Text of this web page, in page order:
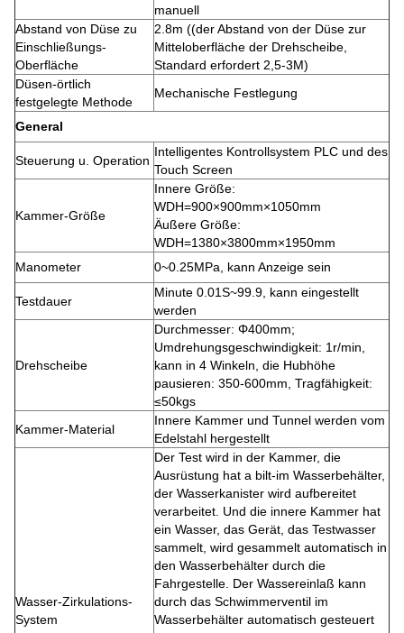
manuell
Abstand von Düse zu
Einschließungs-
Oberfläche
2.8m ((der Abstand von der Düse zur
Mitteloberfläche der Drehscheibe,
Standard erfordert 2,5-3M)
Düsen-örtlich
festgelegte Methode
Mechanische Festlegung
General
Steuerung u. Operation
Intelligentes Kontrollsystem PLC und des
Touch Screen
Kammer-Größe
Innere Größe:
WDH=900×900mm×1050mm
Äußere Größe:
WDH=1380×3800mm×1950mm
Manometer
0~0.25MPa, kann Anzeige sein
Testdauer
Minute 0.01S~99.9, kann eingestellt
werden
Drehscheibe
Durchmesser: Φ400mm;
Umdrehungsgeschwindigkeit: 1r/min,
kann in 4 Winkeln, die Hubhöhe
pausieren: 350-600mm, Tragfähigkeit:
≤50kgs
Kammer-Material
Innere Kammer und Tunnel werden vom
Edelstahl hergestellt
Wasser-Zirkulations-
System
Der Test wird in der Kammer, die
Ausrüstung hat a bilt-im Wasserbehälter,
der Wasserkanister wird aufbereitet
verarbeitet. Und die innere Kammer hat
ein Wasser, das Gerät, das Testwasser
sammelt, wird gesammelt automatisch in
den Wasserbehälter durch die
Fahrgestelle. Der Wassereinlaß kann
durch das Schwimmerventil im
Wasserbehälter automatisch gesteuert